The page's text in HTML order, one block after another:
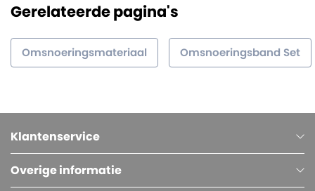
Gerelateerde pagina's
Omsnoeringsmateriaal Omsnoeringsband Set
Klantenservice
Overige informatie